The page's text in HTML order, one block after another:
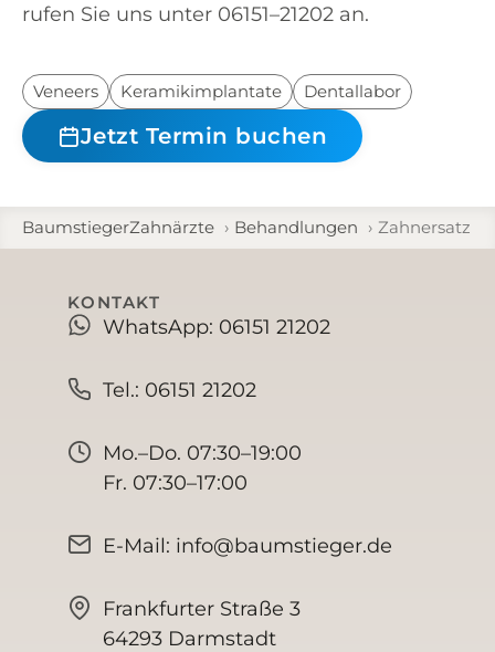
rufen Sie uns unter 06151–21202 an.
Veneers Keramikimplantate Dentallabor
Jetzt Termin buchen
BaumstiegerZahnärzte Behandlungen Zahnersatz
KONTAKT
WhatsApp: 06151 21202
Tel.: 06151 21202
Mo.–Do. 07:30–19:00
Fr. 07:30–17:00
E-Mail: info@baumstieger.de
Frankfurter Straße 3
64293 Darmstadt